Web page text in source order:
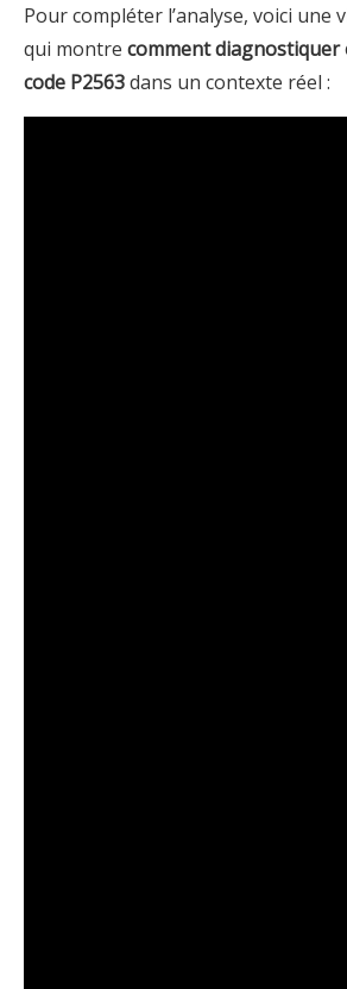
Pour compléter l’analyse, voici une
qui montre comment
code P2563dans un contexte réel :